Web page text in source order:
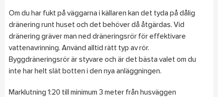
Om du har fukt på väggarna i källaren kan det tyda på dålig
dränering runt huset och det behöver då åtgärdas. Vid
dränering gräver man ned dräneringsrör för effektivare
vattenavrinning. Använd alltid rätt typ av rör.
Byggdräneringsrör är styvare och är det bästa valet om du
inte har helt slät botten i den nya anläggningen.
Marklutning 1:20 till minimum 3 meter från husväggen